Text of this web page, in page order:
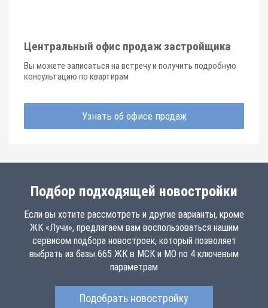
Центральный офис продаж застройщика
Вы можете записаться на встречу и получить подробную
консультацию по квартирам
Узнать об офисе продаж
Подбор подходящей новостройки
Если вы хотите рассмотреть и другие варианты, кроме
ЖК «Лучи», предлагаем вам воспользоваться нашим
сервисом подбора новостроек, который позволяет
выбрать из базы 665 ЖК в МСК и МО по 4 ключевым
параметрам
Подобрать новостройку